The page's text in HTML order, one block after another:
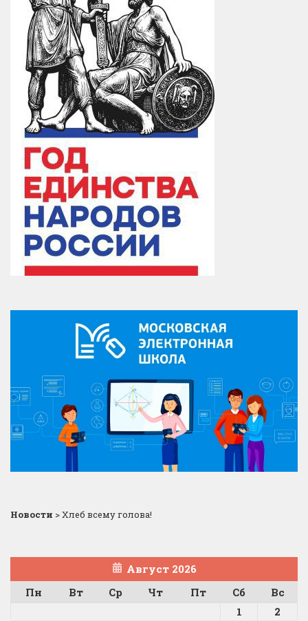
Новости >Хлеб всему голова!
Август 2026
Пн
Вт Ср Чт Пт Сб
Вс
1
2